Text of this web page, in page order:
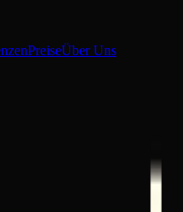
PreiseÜber Uns